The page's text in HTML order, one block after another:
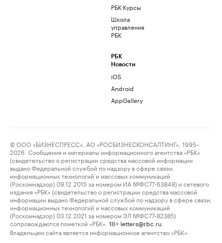
РБК Курсы
Школа
управления
РБК
РБК
Новости
iOS
Android
AppGallery
© ООО «БИЗНЕСПРЕСС», АО «РОСБИЗНЕСКОНСАЛТИНГ», 1995–
2026. Сообщения и материалы информационного агентства «РБК»
(свидетельство о регистрации средства массовой информации
выдано Федеральной службой по надзору в сфере связи,
информационных технологий и массовых коммуникаций
(Роскомнадзор) 09.12.2015 за номером ИА №ФС77-63848) и сетевого
издания «РБК» (свидетельство о регистрации средства массовой
информации выдано Федеральной службой по надзору в сфере связи,
информационных технологий и массовых коммуникаций
(Роскомнадзор) 03.12.2021 за номером ЭЛ №ФС77-82385)
сопровождаются пометкой «РБК».
18+ letters@rbc.ru
Владельцем сайта является информационное агентство «РБК».